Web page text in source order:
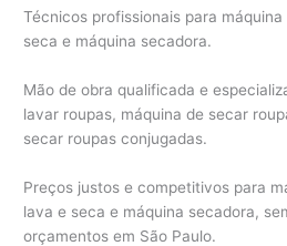
Técnicos profissionais para
seca e máquina secadora.
Mão de obra qualificada e
lavar roupas, máquina de secar
secar roupas conjugadas.
Preços justos e competitivos para
lava e seca e máquina secadora,
orçamentos em São Paulo.